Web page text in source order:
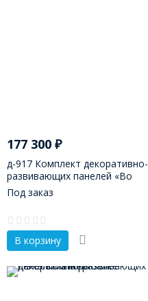
177 300 ₽
д-917 Комплект декоративно-
развивающих панелей «Во
саду ли, в огороде»
Под заказ
В корзину